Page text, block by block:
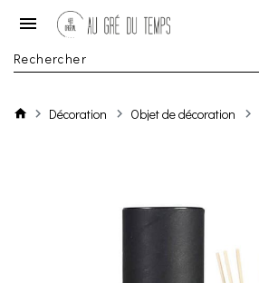
Décoration Objet de décoration